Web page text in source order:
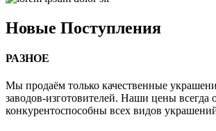
Новые Поступления
РАЗНОЕ
Мы продаём только качественные
заводов-изготовителей. Наши цены всегда
конкурентоспособны всех видов